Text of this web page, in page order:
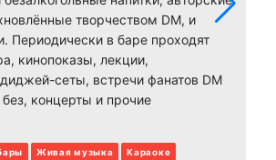
творчеством DM, и
Периодически в баре проходят
кинопоказы, лекции,
сеты, встречи фанатов DM
концерты и прочие
Живая музыка Караоке